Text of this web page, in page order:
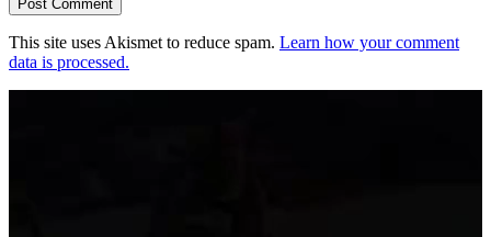
This site uses Akismet to reduce spam. Learn how your comment
data is processed.